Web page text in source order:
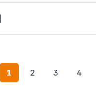
1 2 3 4